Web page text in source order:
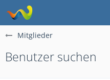
Mitglieder
Benutzer suchen